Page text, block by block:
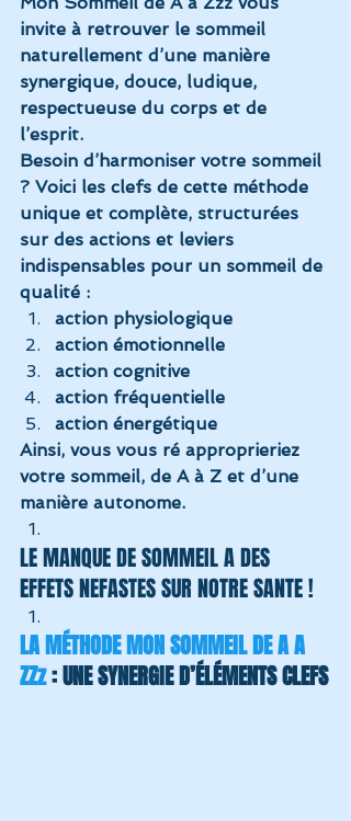
invite à retrouver le sommeil
naturellement d’une manière
synergique, douce, ludique,
respectueuse du corps et de
l’esprit.
Besoin d’harmoniser votre sommeil
? Voici les clefs de cette méthode
unique et complète, structurées
sur des actions et leviers
indispensables pour un sommeil de
qualité :
action physiologique
action émotionnelle
action cognitive
action fréquentielle
action énergétique
Ainsi, vous vous ré approprieriez
votre sommeil, de A à Z et d’une
manière autonome.
LE MANQUE DE SOMMEIL A DES
EFFETS NEFASTES SUR NOTRE SANTE !
LA MÉTHODE MON SOMMEIL DE A A
ZZz : UNE SYNERGIE D’ÉLÉMENTS CLEFS